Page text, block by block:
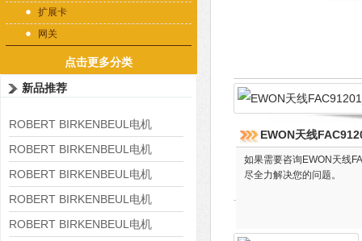
扩展卡
网关
点击更多分类
新品推荐
ROBERT BIRKENBEUL电机
8APE225M-4-IE3
ROBERT BIRKENBEUL电机
8APE180L-4 IE3
ROBERT BIRKENBEUL电机
8APE160M-6 IE3
ROBERT BIRKENBEUL电机
8APE160L-4-IE3
ROBERT BIRKENBEUL电机
EWON天线
如果需要咨询EWON天线
尽全力解决您的问题。